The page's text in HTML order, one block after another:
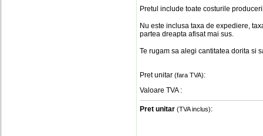
Pretul include toate costurile
Nu este inclusa taxa de expediere,
partea dreapta afisat mai sus.
Te rugam sa alegi cantitatea dorita si
Pret unitar (fara TVA):
Valoare TVA :
Pret unitar (TVA inclus):